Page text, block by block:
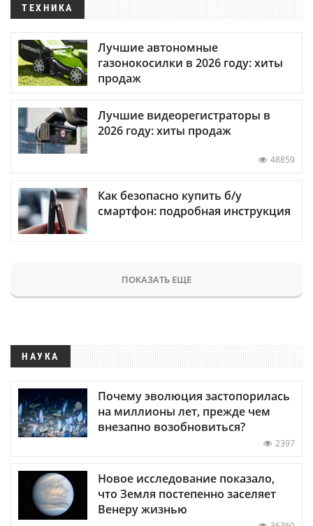
ТЕХНИКА
Лучшие автономные
газонокосилки в 2026 году: хиты
продаж
Лучшие видеорегистраторы в
2026 году: хиты продаж
48859
Как безопасно купить б/у
смартфон: подробная инструкция
ПОКАЗАТЬ ЕЩЕ
НАУКА
Почему эволюция застопорилась
на миллионы лет, прежде чем
внезапно возобновиться?
2397
Новое исследование показало,
что Земля постепенно заселяет
Венеру жизнью